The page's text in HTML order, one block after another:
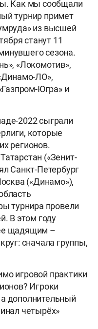
Как мы сообщали
турнир примет
из высшей
станут 11
сезона.
«Локомотив»,
ЛО»,
Югра» и
2022 сыграли
которые
регионов.
(«Зенит-
Санкт-Петербург
(«Динамо»),
турнира провели
В этом году
щадящим –
сначала группы,
игровой практики
Игроки
дополнительный
четырёх»